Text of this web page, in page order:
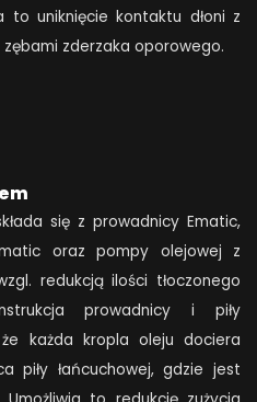
to uniknięcie kontaktu dłoni z
zębami zderzaka oporowego.
się z prowadnicy Ematic,
oraz pompy olejowej z
redukcją ilości tłoczonego
prowadnicy i piły
że każda kropla oleju dociera
piły łańcuchowej, gdzie jest